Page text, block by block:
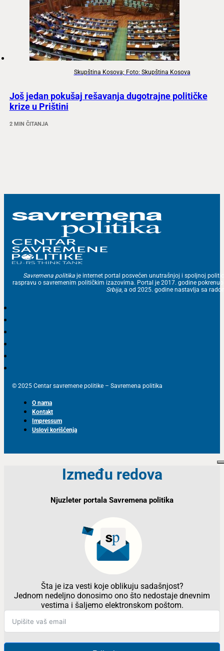
Skupština Kosova; Foto: Skupština Kosova
Još jedan pokušaj rešavanja dugotrajne političke
krize u Prištini
2 MIN ČITANJA
Savremena politika je internet portal posvećen unutrašnjoj i spoljnoj
raspravu o savremenim političkim izazovima. Portal je 2017. godine
Srbija, a od 2025. godine nastavlja sa
© 2025 Centar savremene politike – Savremena politika
O nama
Kontakt
Impressum
Uslovi korišćenja
Između redova
Njuzleter portala Savremena politika
Šta je iza vesti koje oblikuju sadašnjost?
Jednom nedeljno donosimo ono što nedostaje dnevnim
vestima i šaljemo elektronskom poštom.